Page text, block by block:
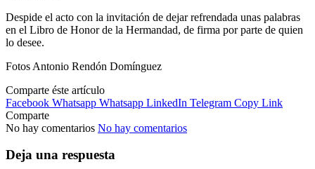
Despide el acto con la invitación de dejar refrendada unas palabras
en el Libro de Honor de la Hermandad, de firma por parte de quien
lo desee.
Fotos Antonio Rendón Domínguez
Comparte éste artículo
Facebook Whatsapp Whatsapp LinkedIn Telegram Copy Link
Comparte
No hay comentarios No hay comentarios
Deja una respuesta